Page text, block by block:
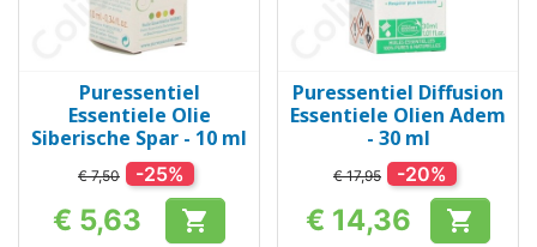
Puressentiel
Essentiele Olie
Siberische Spar - 10 ml
€ 7,50 -25%
Prijs
€ 5,63 
Puressentiel Diffusion
Essentiele Olien Adem
- 30 ml
€ 17,95 -20%
Prijs
€ 14,36 